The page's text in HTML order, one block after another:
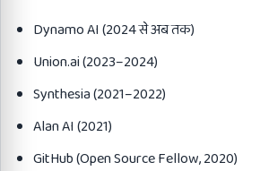
Dynamo AI (2024 से अब तक)
Union.ai (2023–2024)
Synthesia (2021–2022)
Alan AI (2021)
GitHub (Open Source Fellow, 2020)